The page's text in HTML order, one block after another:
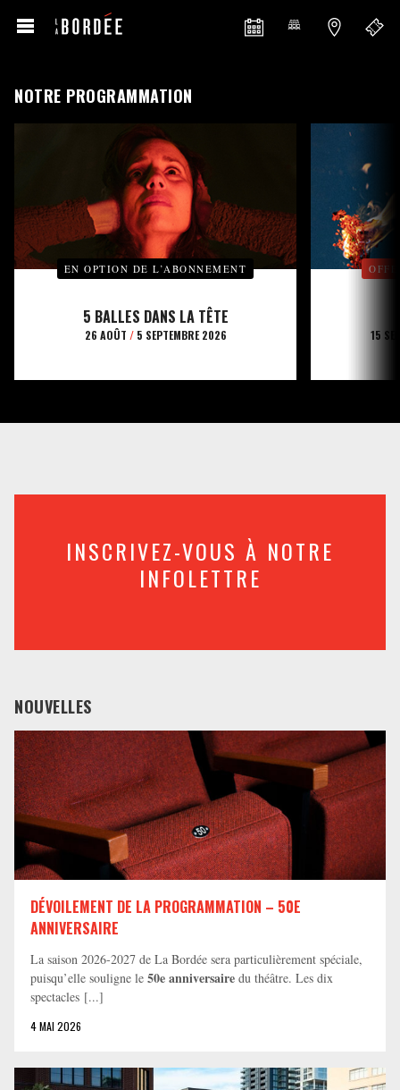
NOTRE PROGRAMMATION
EN OPTION DE L’ABONNEMENT
5 BALLES DANS LA TÊTE
26 AOÛT /5 SEPTEMBRE 2026 15
INSCRIVEZ-VOUS À NOTRE
INFOLETTRE
NOUVELLES
DÉVOILEMENT DE LA PROGRAMMATION – 50E
ANNIVERSAIRE
La saison 2026-2027 de La Bordée sera particulièrement spéciale,
puisqu’elle souligne le 50e anniversaire du théâtre. Les dix
spectacles [...]
4 MAI 2026